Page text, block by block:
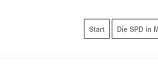
Start Die SPD in